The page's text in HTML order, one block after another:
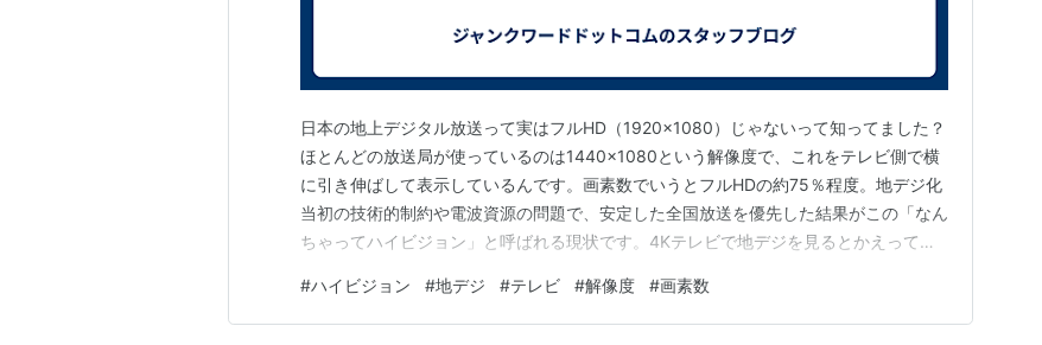
日本の地上デジタル放送って実はフルHD（1920×1080）じゃないって知ってました？
ほとんどの放送局が使っているのは1440×1080という解像度で、これをテレビ側で横
に引き伸ばして表示しているんです。画素数でいうとフルHDの約75％程度。地デジ化
当初の技術的制約や電波資源の問題で、安定した全国放送を優先した結果がこの「なん
ちゃってハイビジョン」と呼ばれる現状です。4Kテレビで地デジを見るとかえってぼ
で、なんだか「やっぱりそうだったのか」という気持ちになりました。でも考えてみる
と、これって日本らしい選択だったのかもし…
#ハイビジョン #地デジ #テレビ #解像度 #画素数